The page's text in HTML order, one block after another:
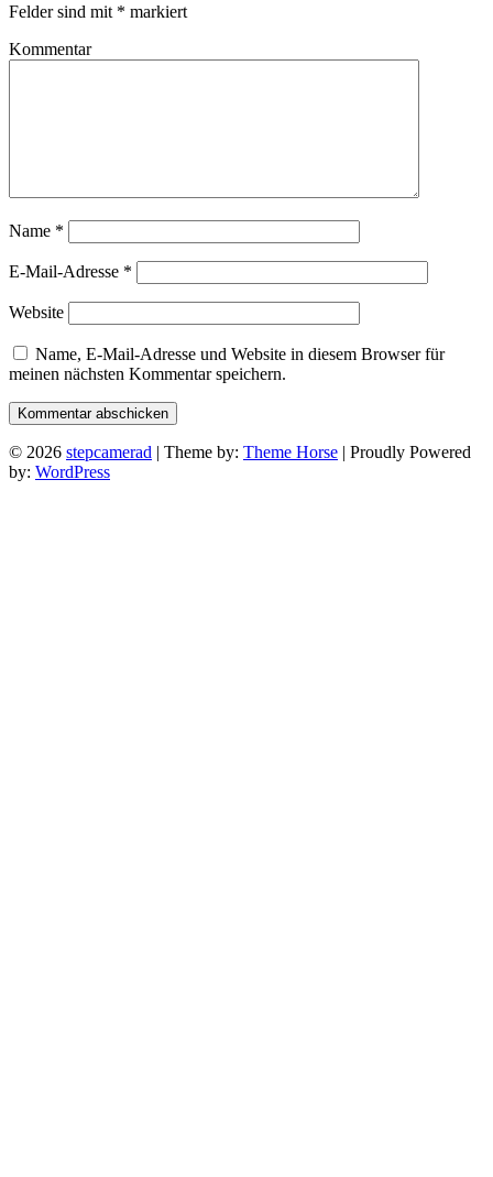
Felder sind mit * markiert
Kommentar
Name *
E-Mail-Adresse *
Website
Name, E-Mail-Adresse und Website in diesem Browser für
meinen nächsten Kommentar speichern.
© 2026 stepcamerad | Theme by: Theme Horse | Proudly Powered
by: WordPress